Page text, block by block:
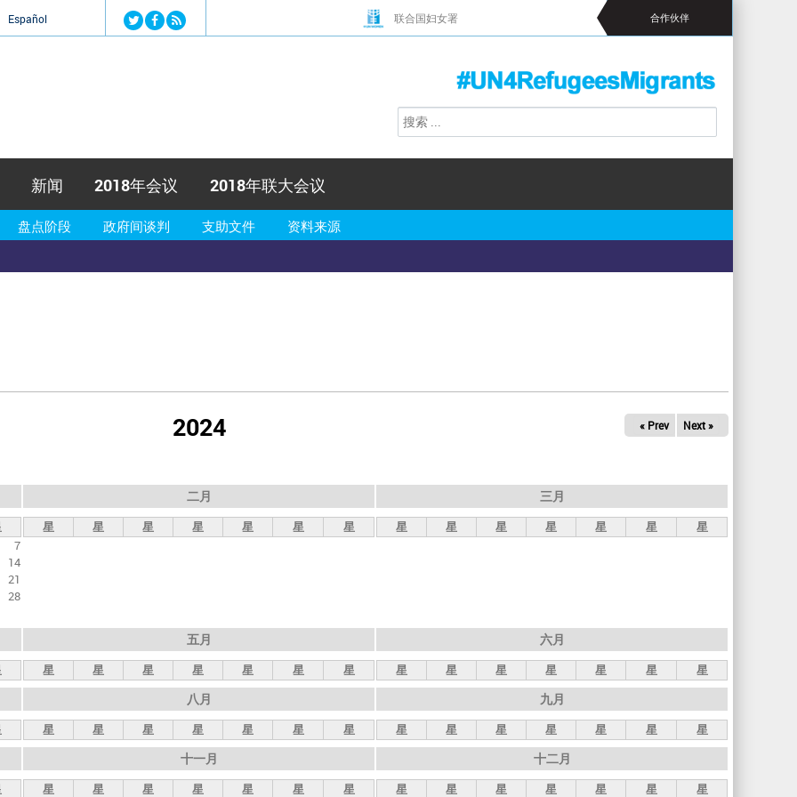
Jump to navigation
Español 联合国妇女署 合作伙伴
搜
索
表
搜
索
盘点阶段 政府间谈判 支助文件 资料来源
新闻 2018年会议 2018年联大会议
2024 « Prev Next »
7
14
21
28
二月
星 星 星 星 星 星 星
三月
星 星 星 星 星 星 星
五月
星 星 星 星 星 星 星
六月
星 星 星 星 星 星 星
八月
星 星 星 星 星 星 星
九月
星 星 星 星 星 星 星
十一月
星 星 星 星 星 星 星
十二月
星 星 星 星 星 星 星